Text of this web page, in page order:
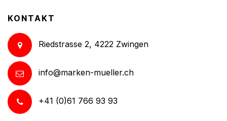
KONTAKT
Riedstrasse 2, 4222 Zwingen
info@marken-mueller.ch
+41 (0)61 766 93 93